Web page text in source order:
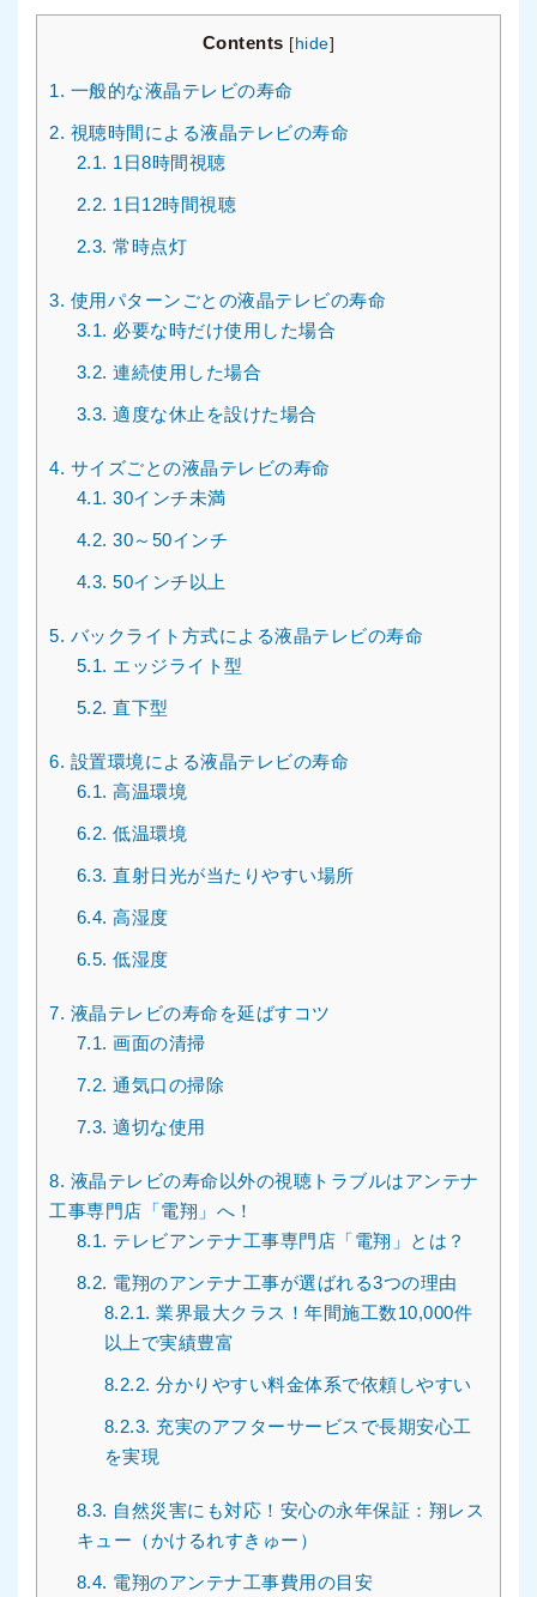
Contents [ hide]
1. 一般的な液晶テレビの寿命
2. 視聴時間による液晶テレビの寿命
2.1. 1日8時間視聴
2.2. 1日12時間視聴
2.3. 常時点灯
3. 使用パターンごとの液晶テレビの寿命
3.1. 必要な時だけ使用した場合
3.2. 連続使用した場合
3.3. 適度な休止を設けた場合
4. サイズごとの液晶テレビの寿命
4.1. 30インチ未満
4.2. 30～50インチ
4.3. 50インチ以上
5. バックライト方式による液晶テレビの寿命
5.1. エッジライト型
5.2. 直下型
6. 設置環境による液晶テレビの寿命
6.1. 高温環境
6.2. 低温環境
6.3. 直射日光が当たりやすい場所
6.4. 高湿度
6.5. 低湿度
7. 液晶テレビの寿命を延ばすコツ
7.1. 画面の清掃
7.2. 通気口の掃除
7.3. 適切な使用
8. 液晶テレビの寿命以外の視聴トラブルはアンテナ
工事専門店「電翔」へ！
8.1. テレビアンテナ工事専門店「電翔」とは？
8.2. 電翔のアンテナ工事が選ばれる3つの理由
8.2.1. 業界最大クラス！年間施工数10,000件
以上で実績豊富
8.2.2. 分かりやすい料金体系で依頼しやすい
8.2.3. 充実のアフターサービスで長期安心工
を実現
8.3. 自然災害にも対応！安心の永年保証：翔レス
キュー（かけるれすきゅー）
8.4. 電翔のアンテナ工事費用の目安